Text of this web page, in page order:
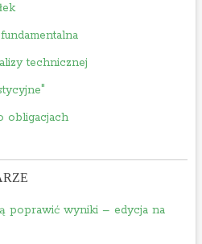
technicznej
obligacjach
poprawić wyniki – edycja na